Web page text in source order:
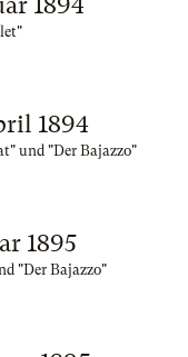
1894
und "Der Bajazzo"
1895
"Der Bajazzo"